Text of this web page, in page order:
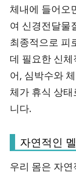
체내에 들어오
여 신경전달물
최종적으로 피
데 필요한 신
어, 심박수와
체가 휴식 상
니다.
자연적인
우리 몸은 자